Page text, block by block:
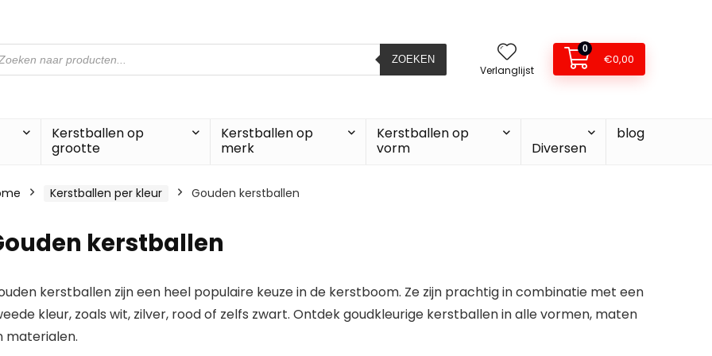
ZOEKEN
Verlanglijst
0
€0,00
Kerstballen op
grootte
Kerstballen op
merk
Kerstballen op
vorm
Diversen
blog
Kerstballen per kleur Gouden kerstballen
kerstballen
kerstballen zijn een heel populaire keuze in de kerstboom. Ze zijn prachtig in combinatie met een
kleur, zoals wit, zilver, rood of zelfs zwart. Ontdek goudkleurige kerstballen in alle vormen, maten
materialen.